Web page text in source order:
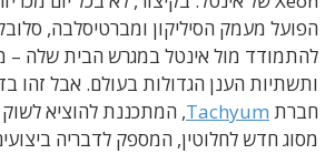
הפועל מעמק הסיליקון ומברטיסלבה,
להתמודד מול אינטל במגרש הבית שלה –
ותשתיות הענן הגדולות בעולם. אבל זהו
חברת Tachyum
מסוג חדש לחלוטין, המספק לדבריה